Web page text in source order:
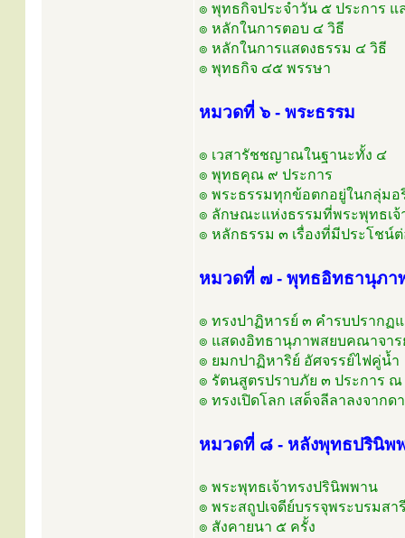
๏ พุทธกิจประจำวัน ๕ ประการ แ
๏ หลักในการตอบ ๔ วิธี
๏ หลักในการแสดงธรรม ๔ วิธี
๏ พุทธกิจ ๔๕ พรรษา
หมวดที่ ๖ - พระธรรม
๏ เวสารัชชญาณในฐานะทั้ง ๔
๏ พุทธคุณ ๙ ประการ
๏ พระธรรมทุกข้อตกอยู่ในกลุ่มอ
๏ ลักษณะแห่งธรรมที่พระพุทธเจ้
๏ หลักธรรม ๓ เรื่องที่มีประโชน์
หมวดที่ ๗ - พุทธอิทธานุภา
๏ ทรงปาฏิหารย์ ๓ คำรบปรากฏ
๏ แสดงอิทธานุภาพสยบคณาจา
๏ ยมกปาฏิหาริย์ อัศจรรย์ไฟคู่น้ำ
๏ รัตนสูตรปราบภัย ๓ ประการ
๏ ทรงเปิดโลก เสด็จลีลาลงจากด
หมวดที่ ๘ - หลังพุทธปรินิพ
๏ พระพุทธเจ้าทรงปรินิพพาน
๏ พระสถูปเจดีย์บรรจุพระบรมสา
๏ สังคายนา ๕ ครั้ง